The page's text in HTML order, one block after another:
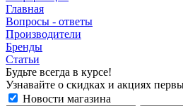
Главная
Вопросы - ответы
Производители
Бренды
Статьи
Будьте всегда в курсе!
Узнавайте о скидках и акциях
Новости магазина